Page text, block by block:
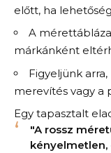
előtt, ha
A
márkánként
Figyeljünk
merevítés vagy a
Egy tapasztalt
"A rossz
kényelmetlen,